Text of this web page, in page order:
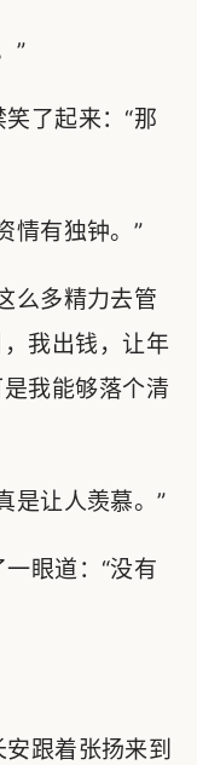
”
了起来：“那
情有独钟。”
么多精力去管
我出钱，让年
我能够落个清
是让人羡慕。”
眼道：“没有
跟着张扬来到